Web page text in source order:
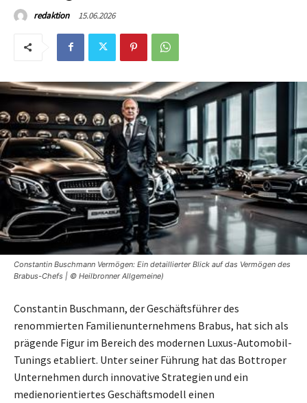
redaktion 15.06.2026
Constantin Buschmann Vermögen: Ein detaillierter Blick auf das Vermögen des
Brabus-Chefs | © Heilbronner Allgemeine)
Constantin Buschmann, der Geschäftsführer des
renommierten Familienunternehmens Brabus, hat sich als
prägende Figur im Bereich des modernen Luxus-Automobil-
Tunings etabliert. Unter seiner Führung hat das Bottroper
Unternehmen durch innovative Strategien und ein
medienorientiertes Geschäftsmodell einen